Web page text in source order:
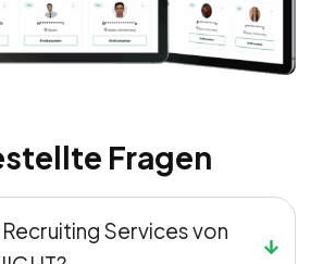
Fragen
Services von